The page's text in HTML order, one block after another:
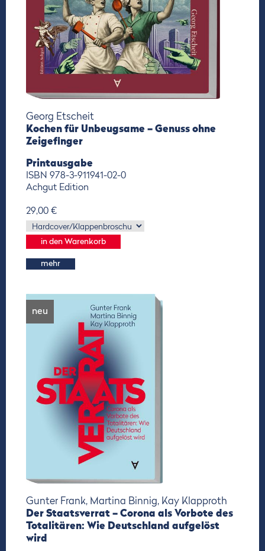
Georg Etscheit
Kochen für Unbeugsame – Genuss ohne
Zeigefinger
Printausgabe
ISBN 978-3-911941-02-0
Achgut Edition
29,00 €
mehr
neu
Gunter Frank, Martina Binnig, Kay Klapproth
Der Staatsverrat – Corona als Vorbote des
Totalitären: Wie Deutschland aufgelöst
wird